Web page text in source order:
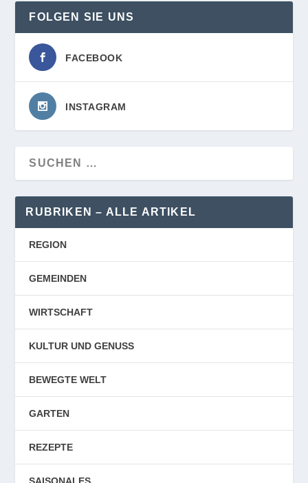
FOLGEN SIE UNS
FACEBOOK
INSTAGRAM
RUBRIKEN – ALLE ARTIKEL
REGION
GEMEINDEN
WIRTSCHAFT
KULTUR UND GENUSS
BEWEGTE WELT
GARTEN
REZEPTE